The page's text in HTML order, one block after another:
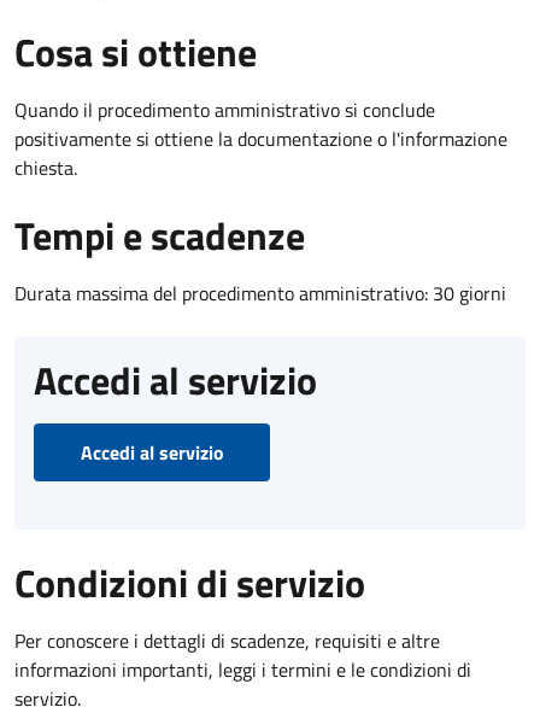
Cosa si ottiene
Quando il procedimento amministrativo si conclude
positivamente si ottiene la documentazione o l'informazione
chiesta.
Tempi e scadenze
Durata massima del procedimento amministrativo: 30 giorni
Accedi al servizio
Accedi al servizio
Condizioni di servizio
Per conoscere i dettagli di scadenze, requisiti e altre
informazioni importanti, leggi i termini e le condizioni di
servizio.